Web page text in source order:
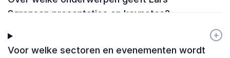
Sørensen presentaties en keynotes?
Voor welke sectoren en evenementen wordt
+
-